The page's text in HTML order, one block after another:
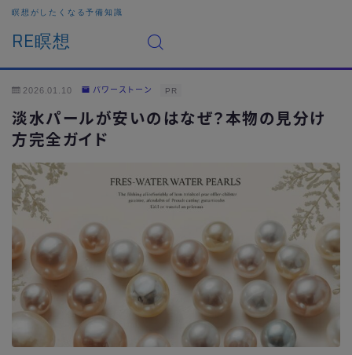
RE瞑想
瞑想がしたくなる予備知識
2026.01.10 パワーストーン PR
淡水パールが安いのはなぜ？本物の見分け
方完全ガイド